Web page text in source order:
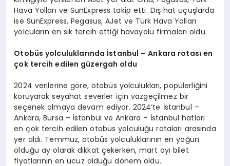
Hava Yolları ve SunExpress takip etti. Dış hat uçuşlarda
ise SunExpress, Pegasus, AJet ve Türk Hava Yolları
yolcuların en sık tercih ettiği havayolu firmaları oldu.
Otobüs yolculuklarında İstanbul – Ankara rotası en
çok tercih edilen güzergah oldu
2024 verilerine göre, otobüs yolculukları, popülerliğini
koruyarak seyahat severler için vazgeçilmez bir
seçenek olmaya devam ediyor. 2024’te İstanbul –
Ankara, Bursa – İstanbul ve Ankara – İstanbul hatları
en çok tercih edilen otobüs yolculuğu rotaları arasında
yer aldı. Temmuz, otobüs yolculuklarının en yoğun
olduğu ay olarak dikkat çekerken, mart ayı bilet
fiyatlarının en ucuz olduğu dönem oldu.